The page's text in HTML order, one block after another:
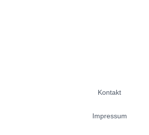
Kontakt
Impressum